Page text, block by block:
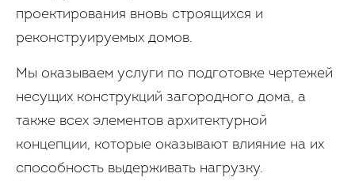
проектирования вновь строящихся и
реконструируемых домов.
Мы оказываем услуги по подготовке чертежей
несущих конструкций загородного дома, а
также всех элементов архитектурной
концепции, которые оказывают влияние на их
способность выдерживать нагрузку.